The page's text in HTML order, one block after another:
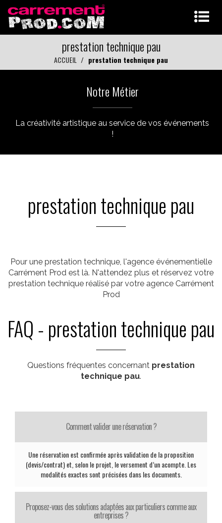
prestation technique pau
ACCUEIL prestation technique pau
Notre Métier
La créativité artistique au service de vos événements
!
prestation technique pau
Pour une prestation technique, l'agence événementielle
Carrément Prod est là. N'attendez plus et réservez votre
prestation technique réalisé par votre agence Carrément
Prod
FAQ - prestation technique pau
Questions fréquentes concernant prestation
technique pau.
Comment valider une réservation ?
Une réservation est confirmée après validation de la proposition
(devis/contrat) et, selon le projet, le versement d’un acompte. Les
modalités exactes sont précisées dans les documents.
Proposez-vous des solutions adaptées aux particuliers comme aux
entreprises ?